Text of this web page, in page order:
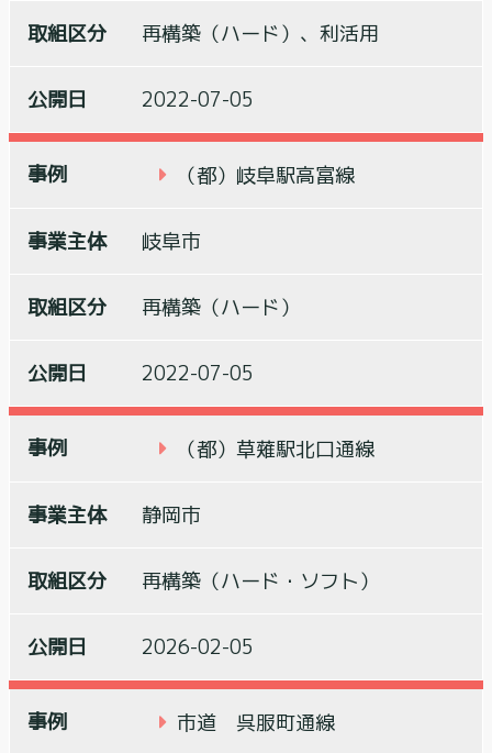
再構築（ハード）、利活用
2022-07-05
（都）岐阜駅高富線
岐阜市
再構築（ハード）
2022-07-05
（都）草薙駅北口通線
静岡市
再構築（ハード・ソフト）
2026-02-05
市道 呉服町通線